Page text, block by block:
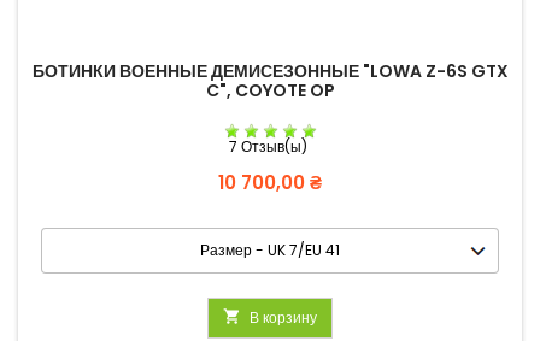
БОТИНКИ ВОЕННЫЕ ДЕМИСЕЗОННЫЕ "LOWA Z-6S GTX
C", COYOTE OP
7 Отзыв(ы)
Цена
10 700,00 ₴
 В корзину